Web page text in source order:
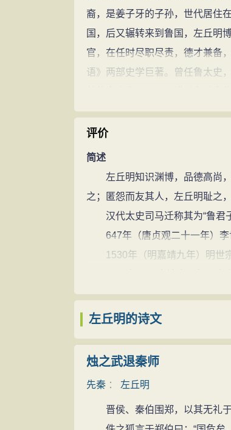
裔，是姜子牙的子孙，世代居住
国，后又辗转来到鲁国，左丘明
官，在任时尽职尽责，德才兼备
语》两部史学巨著。曾任鲁太史
瞽的盲史官，记诵、讲述有关古
之一，故后人亦称盲左。
左丘明相传曾著《春秋左氏传
秋》，起自鲁隐公元年（前722
述详明，文字生动简洁，全面反
整的编年体史书，在文学上也有
年--前453年）周王室及鲁齐晋
亦编修国史，日夜操劳，历时30
史、文学、科技、军事价值不可
简明的《春秋》，而左丘明则写
西方荡然无存，却在东方鲁国保
藏，左丘明既然为鲁国的太史，
写出《左传》这样一部规模空前
最大的成就，其在中国思想史、
左丘明的祖父倚相是楚国左史
子孙离开楚国来到鲁国，定居肥
评价
简述
左丘明知识渊博，品德高尚，
之；匿怨而友其人，左丘明耻之
汉代太史司马迁称其为“鲁君子
647年（唐贞观二十一年）李
1530年（明嘉靖九年）明世宗
1642年（明崇祯十五年）朱由
详述
为人品格
师圣云：鲁侯欲以孔子为司徒，
馐，欲为千金之裘而与狐谋其皮
与藏于深林之中。故周人五年不
左丘明的诗文
烛之武退秦师
先秦 ： 左丘明
晋侯、秦伯围郑，以其无礼于